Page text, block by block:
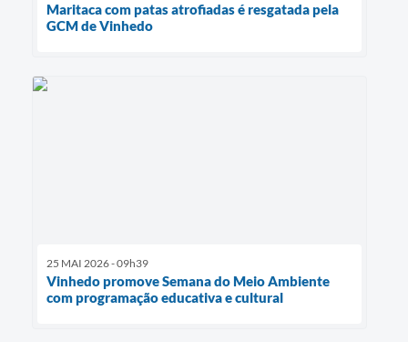
Maritaca com patas atrofiadas é resgatada pela
GCM de Vinhedo
25 MAI 2026 - 09h39
Vinhedo promove Semana do Meio Ambiente
com programação educativa e cultural